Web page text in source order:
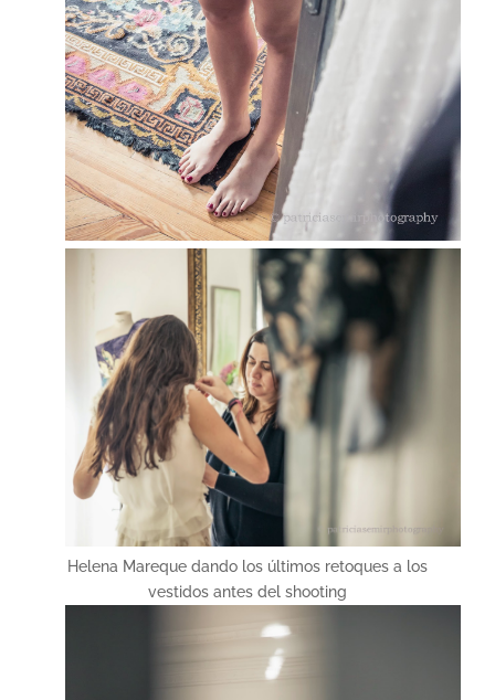
Helena Mareque dando los últimos retoques a los
vestidos antes del shooting